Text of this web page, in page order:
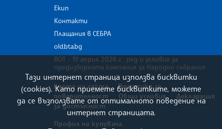
Екип
Контакти
Плащания в СЕБРА
old.bta.bg
ВОТ - 19 април 2026 г . ред и условия за
предизборната кампания за Народно събрание
Карта на сайта
Политика за
поверителност
Общи условия
Декларация
за достъпност
Профил на купувача
Тази интернет страница използва бисквитки
(cookies). Като приемете бисквитките, можете
да се възползвате от оптималното поведение на
интернет страницата.